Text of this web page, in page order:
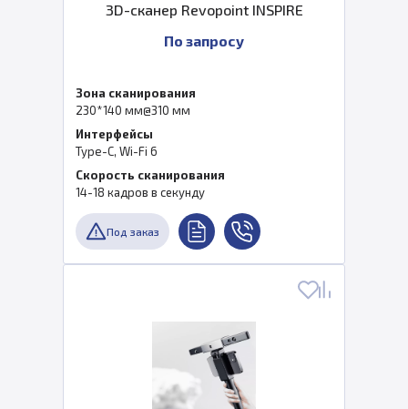
3D-сканер Revopoint INSPIRE
По запросу
Зона сканирования
230*140 мм@310 мм
Интерфейсы
Type-C, Wi-Fi 6
Скорость сканирования
14-18 кадров в секунду
Под заказ